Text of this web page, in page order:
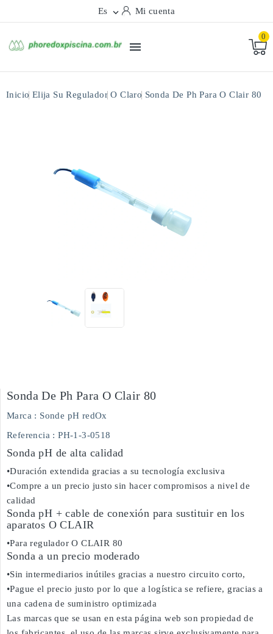
Es  Mi cuenta

0
Inicio Elija Su Regulador O Claro Sonda De Ph Para O Clair 80
Sonda De Ph Para O Clair 80
Marca : Sonde pH redOx
Referencia : PH-1-3-0518
Sonda pH de alta calidad
•Duración extendida gracias a su tecnología exclusiva
•Compre a un precio justo sin hacer compromisos a nivel de
calidad
Sonda pH + cable de conexión para sustituir en los
aparatos O CLAIR
•Para regulador O CLAIR 80
Sonda a un precio moderado
•Sin intermediarios inútiles gracias a nuestro circuito corto,
•Pague el precio justo por lo que a logística se refiere, gracias a
una cadena de suministro optimizada
Las marcas que se usan en esta página web son propiedad de